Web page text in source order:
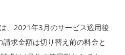
、2021年3月のサービス適用後
求金額は切り替え前の料金と